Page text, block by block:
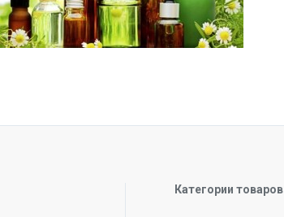
Категории товаров